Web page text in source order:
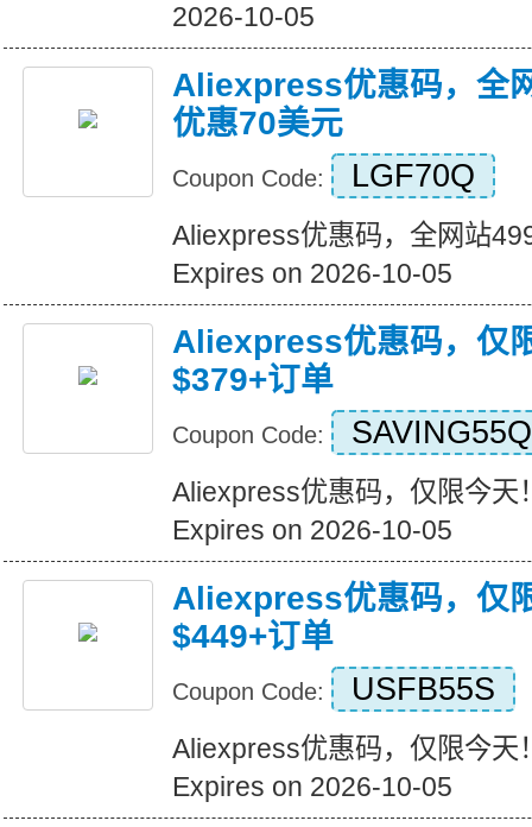
2026-10-05
Aliexpress优惠码，全
优惠70美元
Coupon Code: LGF70Q
Aliexpress优惠码，全网站
Expires on 2026-10-05
Aliexpress优惠码，仅
$379+订单
Coupon Code: SAVING55Q
Aliexpress优惠码，仅限今天
Expires on 2026-10-05
Aliexpress优惠码，仅
$449+订单
Coupon Code: USFB55S
Aliexpress优惠码，仅限今天
Expires on 2026-10-05